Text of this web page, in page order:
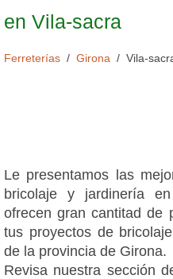
en Vila-sacra
Ferreterías Girona Vila-
Le presentamos las
bricolaje y jardinería
ofrecen gran cantitad de
tus proyectos de
de la provincia de Girona.
Revisa nuestra sección